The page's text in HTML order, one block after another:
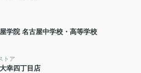
学院 名古屋中学校・高等学校
トア
幸四丁目店